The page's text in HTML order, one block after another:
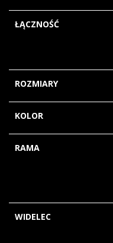
ŁĄCZNOŚĆ
ROZMIARY
KOLOR
RAMA
WIDELEC